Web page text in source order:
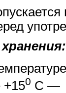
0 С —